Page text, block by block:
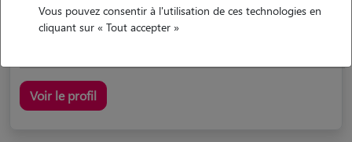
J'ai grandi entourée d'animaux. En effet, j'ai eu...
Voir le profil
Vous pouvez consentir à l'utilisation de ces technologies en
cliquant sur « Tout accepter »